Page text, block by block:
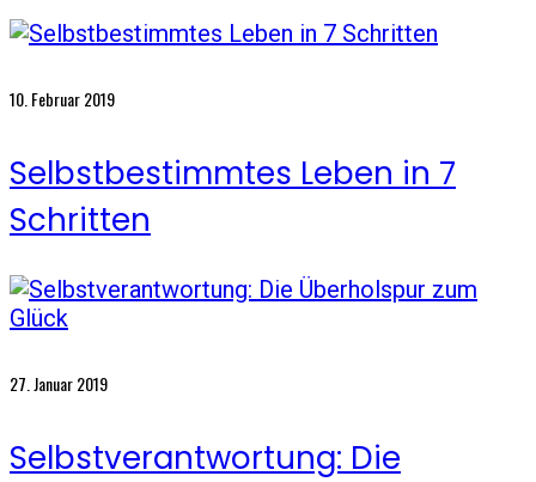
10. Februar 2019
Selbstbestimmtes Leben in 7
Schritten
27. Januar 2019
Selbstverantwortung: Die